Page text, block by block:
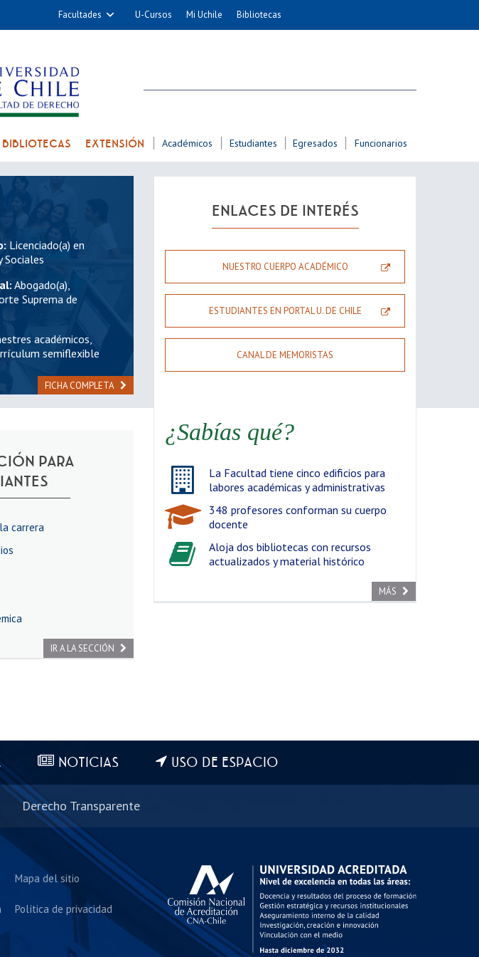
Facultades
Cs. Químicas y Farmacéuticas
Filosofía y Humanidades
Gobierno
Estudios Avanzados en Educación
Nutrición y Tecnología de
Hospital Clínico
U-Cursos Mi Uchile Bibliotecas
BIBLIOTECAS EXTENSIÓN Académicos Estudiantes Egresados Funcionarios
Licenciado(a) en
Sociales
Abogado(a),
Suprema de
académicos,
semiflexible
FICHA COMPLETA
PARA
carrera
IR A LA SECCIÓN
ENLACES DE INTERÉS
NUESTRO CUERPO ACADÉMICO
ESTUDIANTES EN PORTAL U. DE CHILE
CANAL DE MEMORISTAS
¿Sabías qué?
La Facultad tiene cinco edificios para
labores académicas y administrativas
348 profesores conforman su cuerpo
docente
Aloja dos bibliotecas con recursos
actualizados y material histórico
MÁS
NOTICIAS USO DE ESPACIO
Derecho Transparente
Mapa del sitio
Política de privacidad